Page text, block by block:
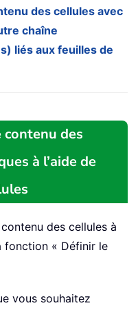
des cellules avec
chaîne
liés aux feuilles de
des
à l’aide de
des cellules à
fonction « Définir le
vous souhaitez